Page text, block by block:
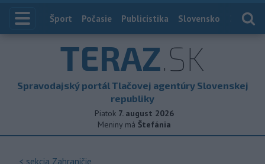
Index
Šport Počasie Publicistika Slovensko
TERAZ.SK
Spravodajský portál Tlačovej agentúry Slovenskej
republiky
Piatok 7. august 2026
Meniny má Štefánia
< sekcia Zahraničie